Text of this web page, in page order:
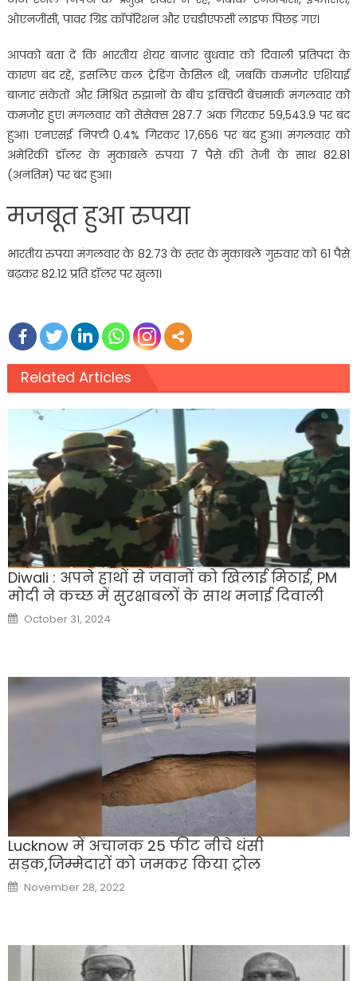
ओएनजीसी, पावर ग्रिड कॉर्पोरेशन और एचडीएफसी लाइफ पिछड़ गए।
आपको बता दें कि भारतीय शेयर बाजार बुधवार को दिवाली प्रतिपदा के
कारण बंद रहे, इसलिए कल ट्रेडिंग कैंसिल थी, जबकि कमजोर एशियाई
बाजार संकेतों और मिश्रित रुझानों के बीच इक्विटी बेंचमार्क मंगलवार को
कमजोर हुए। मंगलवार को सेंसेक्स 287.7 अंक गिरकर 59,543.9 पर बंद
हुआ। एनएसई निफ्टी 0.4% गिरकर 17,656 पर बंद हुआ। मंगलवार को
अमेरिकी डॉलर के मुकाबले रुपया 7 पैसे की तेजी के साथ 82.81
(अनंतिम) पर बंद हुआ।
मजबूत हुआ रुपया
भारतीय रुपया मंगलवार के 82.73 के स्तर के मुकाबले गुरुवार को 61 पैसे
बढ़कर 82.12 प्रति डॉलर पर खुला।
Related Articles
Diwali : अपने हाथों से जवानों को खिलाई मिठाई, PM
मोदी ने कच्छ में सुरक्षाबलों के साथ मनाई दिवाली
Posted
on
October 31, 2024
Lucknow में अचानक 25 फीट नीचे धंसी
सड़क,जिम्मेदारों को जमकर किया ट्रोल
Posted
on
November 28, 2022